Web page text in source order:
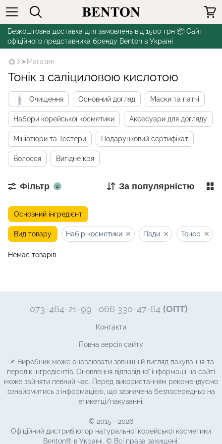
Безкоштовна доставка для замовлень від 1500 грн 📦 Сайт
офіційного представника бренду Benton в Україні
➤Магазин
Тонік з саліциловою кислотою
Очищення Основний догляд Маски та патчі
Набори корейської косметики Аксесуари для догляду
Мініатюри та Тестери Подарунковий сертифікат
Волосся Вигідне кря
Фільтр 2 За популярністю
Основний інгредієнт
Вид товару Набір косметики Пади Тонер
Немає товарів
073-464-21-99 066 330-47-64 (ОПТ)
Контакти
Повна версія сайту
📌 Виробник може оновлювати зовнішній вигляд пакування та
перелік інгредієнтів. Оновлення відповідної інформації на сайті
може зайняти певний час. Перед використанням рекомендуємо
ознайомитись з інформацією, що зазначена безпосередньо на
етикетці/пакуванні.
© 2015—2026
Офіційний дистриб'ютор натуральної корейської косметики
Benton® в Україні. © Всі права захищені.